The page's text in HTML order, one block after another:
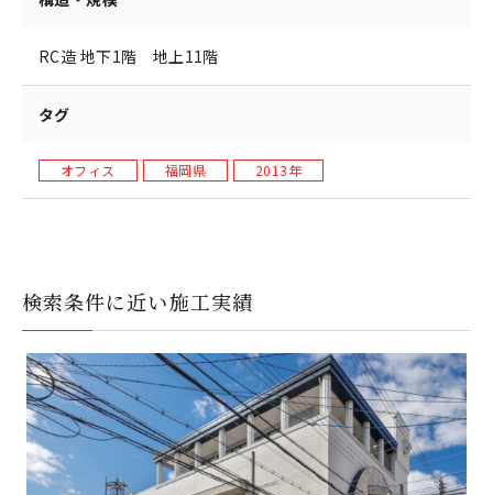
RC造 地下1階 地上11階
タグ
オフィス 福岡県 2013年
検索条件に近い施工実績